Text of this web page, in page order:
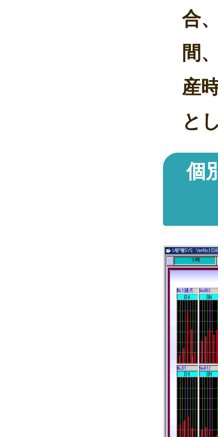
合
間
産
と
個